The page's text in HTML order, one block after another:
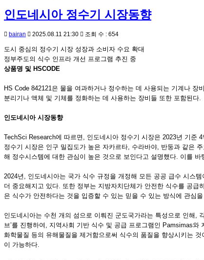
인도네시아 정수기 시장동향
bairan 2025.08.11 21:30 조회 수 : 654
도시 중심의 정수기 시장 성장과 소비자 수요 확대
정부주도의 식수 인프라 개선 프로그램 추진 중
상품명 및 HSCODE
HS Code 842121은 물을 여과하거나 정수하는 데 사용되는 기계나
분리기나 액체 및 기체를 정화하는 데 사용하는 장비들 또한 포함된다.
인도네시아 시장동향
TechSci Research에 따르면, 인도네시아 정수기 시장은 2023년 기준
정수기 시장은 인구 밀집도가 높은 자카르타, 수라바야, 반둥과 같은
해 정수시스템에 대한 관심이 높은 것으로 보인다고 설명했다. 이를
2024년, 인도네시아는 국가 식수 규정을 개정해 모든 공공 급수 시스
더 중요해지고 있다. 또한 정부는 지방자치단체가 안전한 식수를 공
은 식수가 안전하다는 것을 입증할 수 있는 믿을 수 있는 방식에 관심
인도네시아는 수천 개의 섬으로 이뤄진 군도국가라는 특성으로 인해,
브’를 진행하여, 지역사회 기반 식수 및 공급 프로그램인 Pamsimas
화학물질 등의 유해물질을 제거함으로써 식수의 품질을 향상시키는
이 가능하다.